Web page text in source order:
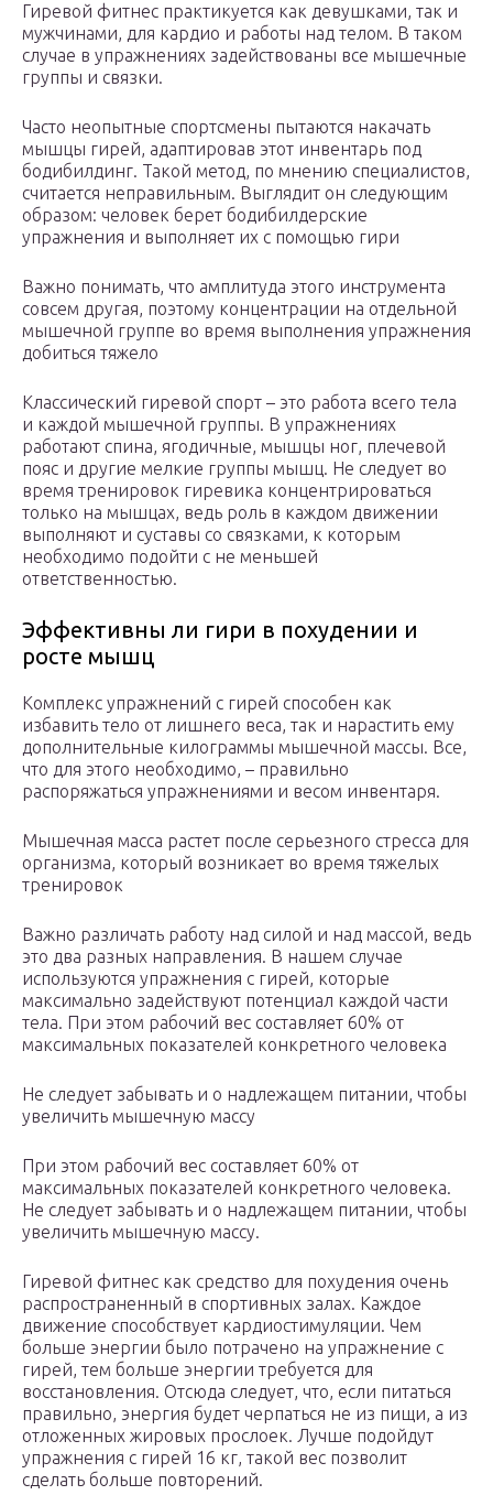
Гиревой фитнес практикуется как девушками, так и
мужчинами, для кардио и работы над телом. В таком
случае в упражнениях задействованы все мышечные
группы и связки.
Часто неопытные спортсмены пытаются накачать
мышцы гирей, адаптировав этот инвентарь под
бодибилдинг. Такой метод, по мнению специалистов,
считается неправильным. Выглядит он следующим
образом: человек берет бодибилдерские
упражнения и выполняет их с помощью гири
Важно понимать, что амплитуда этого инструмента
совсем другая, поэтому концентрации на отдельной
мышечной группе во время выполнения упражнения
добиться тяжело
Классический гиревой спорт – это работа всего тела
и каждой мышечной группы. В упражнениях
работают спина, ягодичные, мышцы ног, плечевой
пояс и другие мелкие группы мышц. Не следует во
время тренировок гиревика концентрироваться
только на мышцах, ведь роль в каждом движении
выполняют и суставы со связками, к которым
необходимо подойти с не меньшей
ответственностью.
Эффективны ли гири в похудении и
росте мышц
Комплекс упражнений с гирей способен как
избавить тело от лишнего веса, так и нарастить ему
дополнительные килограммы мышечной массы. Все,
что для этого необходимо, – правильно
распоряжаться упражнениями и весом инвентаря.
Мышечная масса растет после серьезного стресса для
организма, который возникает во время тяжелых
тренировок
Важно различать работу над силой и над массой, ведь
это два разных направления. В нашем случае
используются упражнения с гирей, которые
максимально задействуют потенциал каждой части
тела. При этом рабочий вес составляет 60% от
максимальных показателей конкретного человека
Не следует забывать и о надлежащем питании, чтобы
увеличить мышечную массу
При этом рабочий вес составляет 60% от
максимальных показателей конкретного человека.
Не следует забывать и о надлежащем питании, чтобы
увеличить мышечную массу.
Гиревой фитнес как средство для похудения очень
распространенный в спортивных залах. Каждое
движение способствует кардиостимуляции. Чем
больше энергии было потрачено на упражнение с
гирей, тем больше энергии требуется для
восстановления. Отсюда следует, что, если питаться
правильно, энергия будет черпаться не из пищи, а из
отложенных жировых прослоек. Лучше подойдут
упражнения с гирей 16 кг, такой вес позволит
сделать больше повторений.